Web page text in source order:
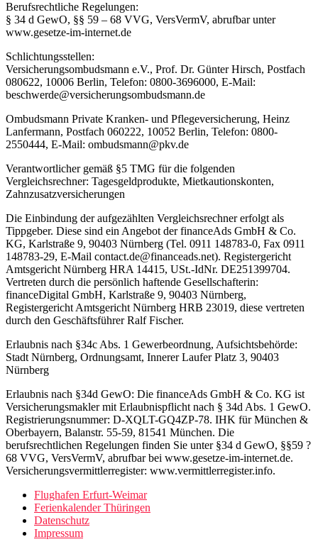
Berufsrechtliche Regelungen:
§ 34 d GewO, §§ 59 – 68 VVG, VersVermV, abrufbar unter
www.gesetze-im-internet.de
Schlichtungsstellen:
Versicherungsombudsmann e.V., Prof. Dr. Günter Hirsch, Postfach
080622, 10006 Berlin, Telefon: 0800-3696000, E-Mail:
beschwerde@versicherungsombudsmann.de
Ombudsmann Private Kranken- und Pflegeversicherung, Heinz
Lanfermann, Postfach 060222, 10052 Berlin, Telefon: 0800-
2550444, E-Mail: ombudsmann@pkv.de
Verantwortlicher gemäß §5 TMG für die folgenden
Vergleichsrechner: Tagesgeldprodukte, Mietkautionskonten,
Zahnzusatzversicherungen
Die Einbindung der aufgezählten Vergleichsrechner erfolgt als
Tippgeber. Diese sind ein Angebot der financeAds GmbH & Co.
KG, Karlstraße 9, 90403 Nürnberg (Tel. 0911 148783-0, Fax 0911
148783-29, E-Mail contact.de@financeads.net). Registergericht
Amtsgericht Nürnberg HRA 14415, USt.-IdNr. DE251399704.
Vertreten durch die persönlich haftende Gesellschafterin:
financeDigital GmbH, Karlstraße 9, 90403 Nürnberg,
Registergericht Amtsgericht Nürnberg HRB 23019, diese vertreten
durch den Geschäftsführer Ralf Fischer.
Erlaubnis nach §34c Abs. 1 Gewerbeordnung, Aufsichtsbehörde:
Stadt Nürnberg, Ordnungsamt, Innerer Laufer Platz 3, 90403
Nürnberg
Erlaubnis nach §34d GewO: Die financeAds GmbH & Co. KG ist
Versicherungsmakler mit Erlaubnispflicht nach § 34d Abs. 1 GewO.
Registrierungsnummer: D-XQLT-GQ4ZP-78. IHK für München &
Oberbayern, Balanstr. 55-59, 81541 München. Die
berufsrechtlichen Regelungen finden Sie unter §34 d GewO, §§59 ?
68 VVG, VersVermV, abrufbar bei www.gesetze-im-internet.de.
Versicherungsvermittlerregister: www.vermittlerregister.info.
Flughafen Erfurt-Weimar
Ferienkalender Thüringen
Datenschutz
Impressum